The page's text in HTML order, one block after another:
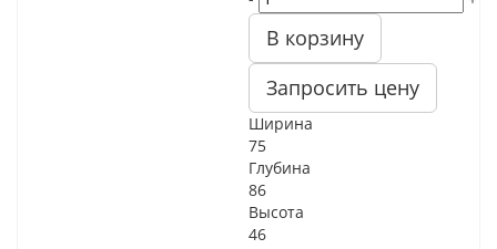
В корзину
Запросить цену
Ширина
75
Глубина
86
Высота
46